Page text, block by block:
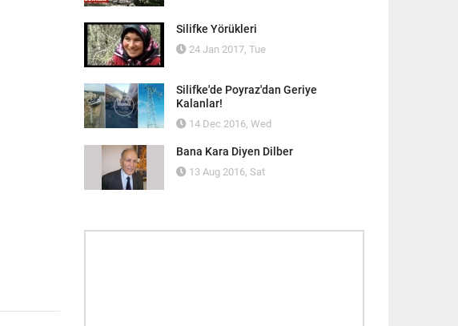
Silifke Yörükleri
24 Jan 2017, Tue
Silifke'de Poyraz'dan Geriye
Kalanlar!
14 Dec 2016, Wed
Bana Kara Diyen Dilber
13 Aug 2016, Sat